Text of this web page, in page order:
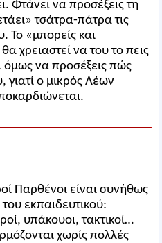
Φτάνει να προσέξεις τη
τσάτρα-πάτρα τις
Το «μπορείς και
χρειαστεί να του το πεις
να προσέξεις πώς
γιατί ο μικρός Λέων
Παρθένοι είναι συνήθως
εκπαιδευτικού:
υπάκουοι, τακτικοί…
χωρίς πολλές